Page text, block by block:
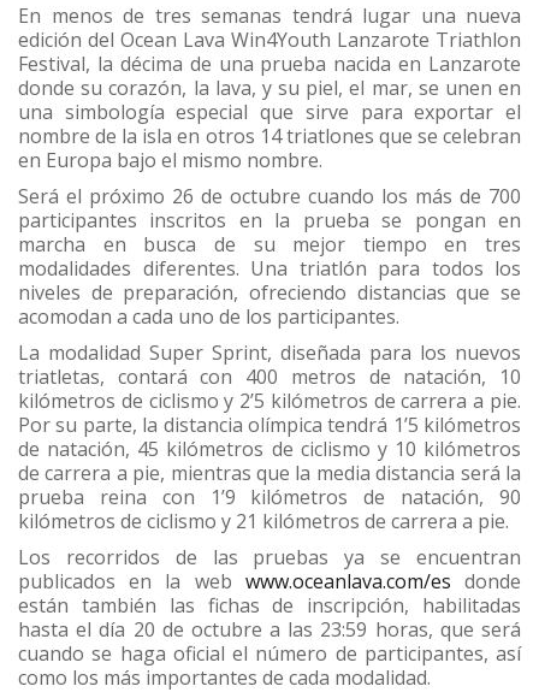
En menos de tres semanas tendrá lugar una nueva
edición del Ocean Lava Win4Youth Lanzarote Triathlon
Festival, la décima de una prueba nacida en Lanzarote
donde su corazón, la lava, y su piel, el mar, se unen en
una simbología especial que sirve para exportar el
nombre de la isla en otros 14 triatlones que se celebran
en Europa bajo el mismo nombre.
Será el próximo 26 de octubre cuando los más de 700
participantes inscritos en la prueba se pongan en
marcha en busca de su mejor tiempo en tres
modalidades diferentes. Una triatlón para todos los
niveles de preparación, ofreciendo distancias que se
acomodan a cada uno de los participantes.
La modalidad Super Sprint, diseñada para los nuevos
triatletas, contará con 400 metros de natación, 10
kilómetros de ciclismo y 2’5 kilómetros de carrera a pie.
Por su parte, la distancia olímpica tendrá 1’5 kilómetros
de natación, 45 kilómetros de ciclismo y 10 kilómetros
de carrera a pie, mientras que la media distancia será la
prueba reina con 1’9 kilómetros de natación, 90
kilómetros de ciclismo y 21 kilómetros de carrera a pie.
Los recorridos de las pruebas ya se encuentran
publicados en la web www.oceanlava.com/es donde
están también las fichas de inscripción, habilitadas
hasta el día 20 de octubre a las 23:59 horas, que será
cuando se haga oficial el número de participantes, así
como los más importantes de cada modalidad.